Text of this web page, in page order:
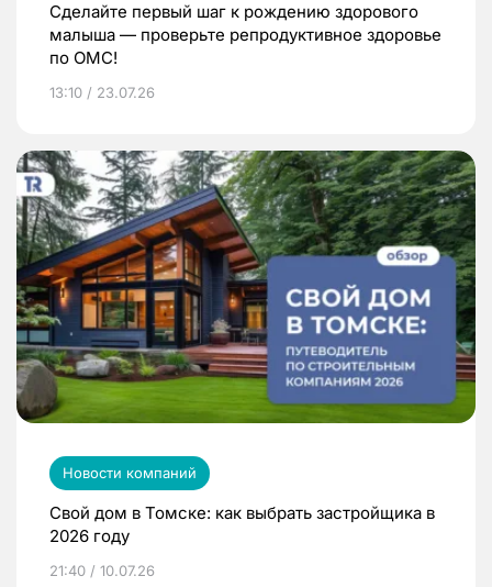
Сделайте первый шаг к рождению здорового
малыша — проверьте репродуктивное здоровье
по ОМС!
13:10 / 23.07.26
Новости компаний
Свой дом в Томске: как выбрать застройщика в
2026 году
21:40 / 10.07.26